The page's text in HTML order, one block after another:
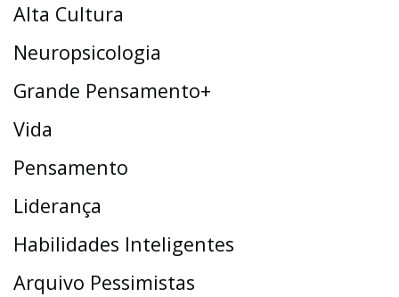
Alta Cultura
Neuropsicologia
Grande Pensamento+
Vida
Pensamento
Liderança
Habilidades Inteligentes
Arquivo Pessimistas